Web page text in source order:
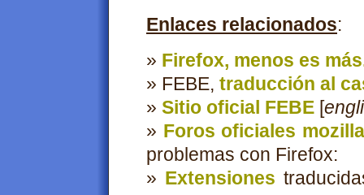
Enlaces relacionados:
» Firefox, menos es
» FEBE, traducción al
» Sitio oficial FEBE [
» Foros oficiales
problemas con Firefox:
» Extensiones